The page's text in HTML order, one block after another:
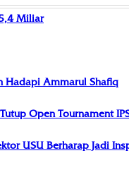
Miliar
Hadapi Ammarul Shafiq
Open Tournament
USU Berharap Jadi